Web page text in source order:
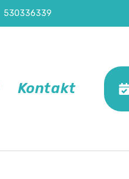
530336339
Kontakt